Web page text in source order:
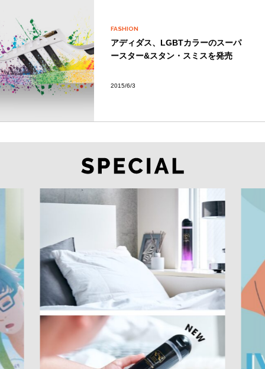
FASHION
アディダス、LGBTカラーのスーパ
ースター&スタン・スミスを発売
2015/6/3